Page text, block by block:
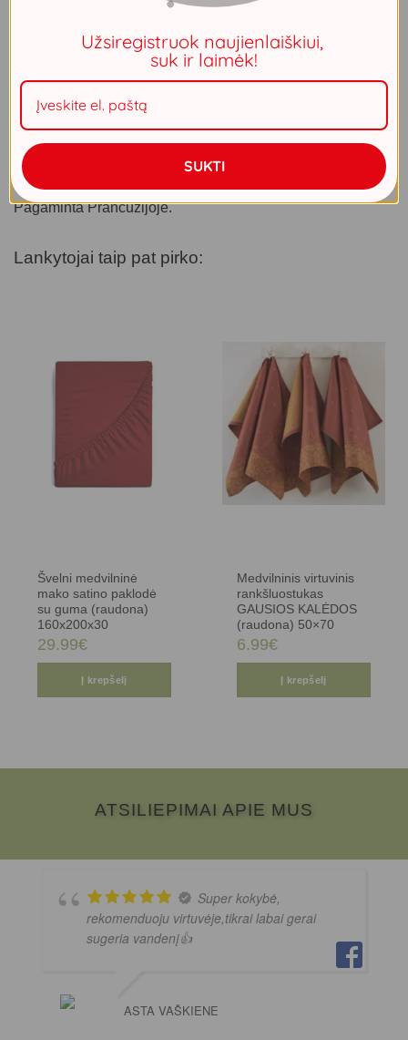
Stačiakampiai muilai po 100 g.
Kvapas: Argano aliejus ir Avižų pienas
PAPILDOMA INFORMACIJA
Pagaminta Prancūzijoje.
Lankytojai taip pat pirko:
Švelni medvilninė
mako satino paklodė
su guma (raudona)
160x200x30
29.99€
Į krepšelį
Medvilninis virtuvinis
rankšluostukas
GAUSIOS KALĖDOS
(raudona) 50×70
6.99€
Į krepšelį
ATSILIEPIMAI APIE MUS
Super kokybė,
rekomenduoju virtuvėje,tikrai labai gerai
sugeria vandenį👍
ASTA VAŠKIENE
Užsiregistruok naujienlaiškiui,
suk ir laimėk!
SUKTI